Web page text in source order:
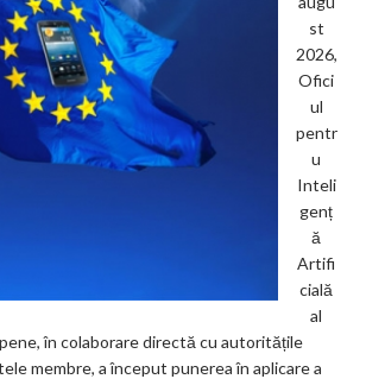
st
2026,
Ofici
ul
pentr
u
Inteli
genț
ă
Artifi
cială
al
în colaborare directă cu autoritățile
membre, a început punerea în aplicare a